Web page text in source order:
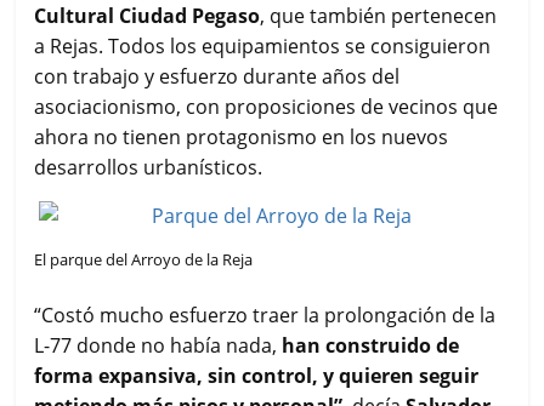
Cultural Ciudad Pegaso, que también pertenecen
a Rejas. Todos los equipamientos se consiguieron
con trabajo y esfuerzo durante años del
asociacionismo, con proposiciones de vecinos que
ahora no tienen protagonismo en los nuevos
desarrollos urbanísticos.
El parque del Arroyo de la Reja
“Costó mucho esfuerzo traer la prolongación de la
L-77 donde no había nada, han construido de
forma expansiva, sin control, y quieren seguir